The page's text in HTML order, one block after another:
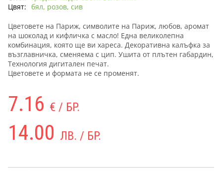
Цвят: бял, розов, сив
Цветовете на Париж, символите на Париж, любов, аромат
на шоколад и кифличка с масло! Една великолепна
комбинация, която ще ви хареса. Декоративна калъфка за
възглавничка, сменяема с цип. Ушита от плътен габардин,
Технология дигитален печат.
Цветовете и формата не се променят.
7.16 € / БР.
14.00 ЛВ. / БР.